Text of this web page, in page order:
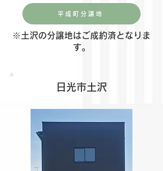
平成町分譲地
※土沢の分譲地はご成約済となりま
す。
日光市土沢